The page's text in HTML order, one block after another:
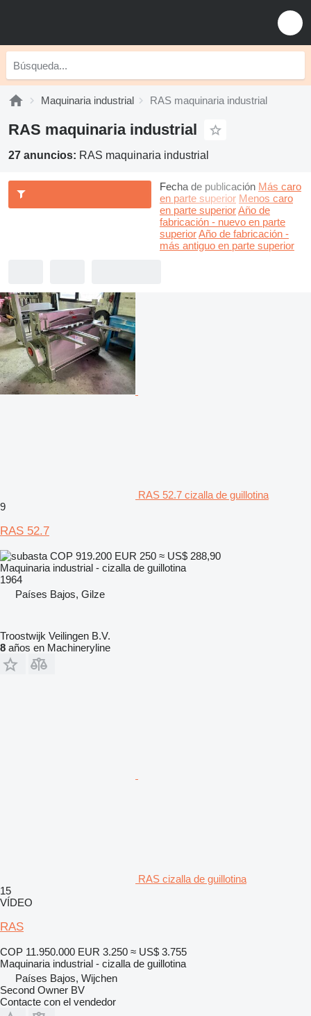
Maquinaria industrial RAS maquinaria industrial
RAS maquinaria industrial
27 anuncios: RAS maquinaria industrial
Fecha de publicación Más caro
en parte superior Menos caro
en parte superiorAño de
fabricación - nuevo en parte
superiorAño de fabricación -
más antiguo en parte superior
RAS 52.7 cizalla de guillotina
9
RAS 52.7
COP 919.200 EUR 250 ≈ US$ 288,90
Maquinaria industrial - cizalla de guillotina
1964
Países Bajos, Gilze
Troostwijk Veilingen B.V.
8 años en Machineryline
RAS cizalla de guillotina
15
VÍDEO
RAS
COP 11.950.000 EUR 3.250 ≈ US$ 3.755
Maquinaria industrial - cizalla de guillotina
Países Bajos, Wijchen
Second Owner BV
Contacte con el vendedor